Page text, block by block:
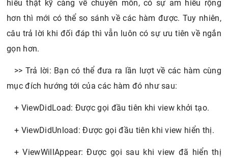
hiểu thật kỹ càng về chuyên môn, có sự am hiểu rộng
hơn thì mới có thể so sánh về các hàm được. Tuy nhiên,
câu trả lời khi đối đáp thì vẫn luôn có sự ưu tiên về ngắn
gọn hơn.
>> Trả lời: Bạn có thể đưa ra lần lượt về các hàm cùng
mục đích hướng tới của các hàm đó như sau:
+ ViewDidLoad: Được gọi đầu tiên khi view khởi tạo.
+ ViewDidUnload: Được gọi đầu tiên khi view hiển thị.
+ ViewWillAppear: Được gọi sau khi view đã hiển thị